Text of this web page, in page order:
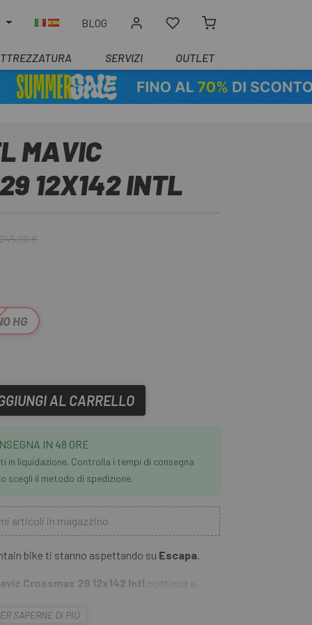
BLOG
SERVIZI OUTLET
MAVIC
12X142 INTL
245,00 €
HG
AL CARRELLO
IN 48 ORE
in liquidazione. Controlla i tempi di consegna
scegli il metodo di spedizione.
articoli in magazzino
bike ti stanno aspettando su Escapa.
Crossmax 29 12x142 Intl continua a
tubeless per sfruttare al massimo la trazione,
SAPERNE DI PIÙ